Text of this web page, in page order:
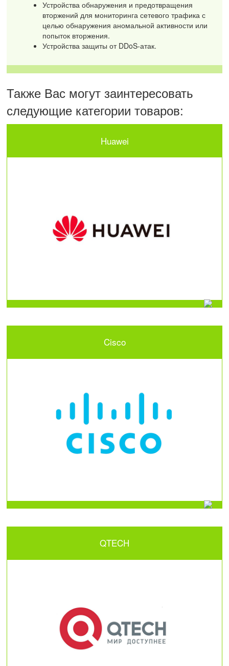
Устройства обнаружения и предотвращения
вторжений для мониторинга сетевого трафика с
целью обнаружения аномальной активности или
попыток вторжения.
Устройства защиты от DDoS-атак.
Также Вас могут заинтересовать
следующие категории товаров:
Huawei
Cisco
QTECH